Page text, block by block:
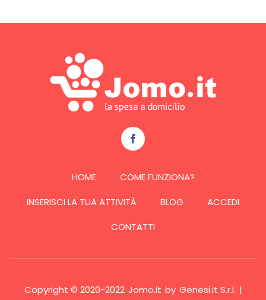
HOME
COME FUNZIONA?
INSERISCI LA TUA ATTIVITÀ
BLOG
ACCEDI
CONTATTI
Copyright © 2020-2022 Jomo.it by Genesi.it S.r.l. |